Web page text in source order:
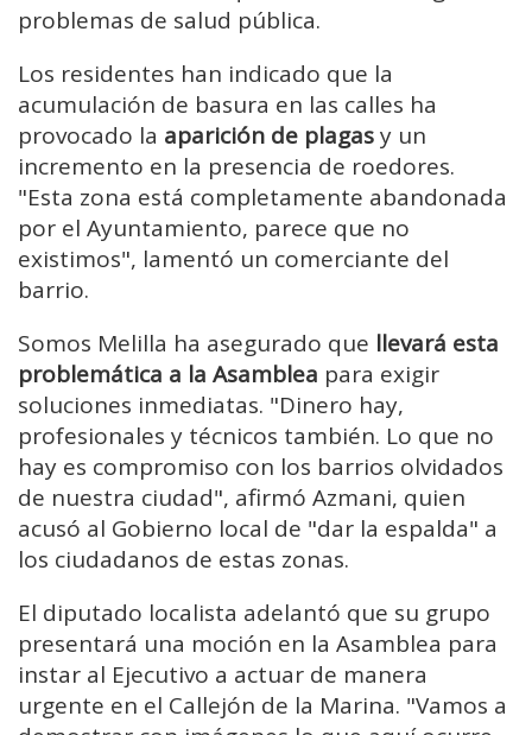
problemas de salud pública.
Los residentes han indicado que la
acumulación de basura en las calles ha
provocado la aparición de plagasy un
incremento en la presencia de roedores.
"Esta zona está completamente abandonada
por el Ayuntamiento, parece que no
existimos", lamentó un comerciante del
barrio.
Somos Melilla ha asegurado que llevará esta
problemática a la Asamblea para exigir
soluciones inmediatas. "Dinero hay,
profesionales y técnicos también. Lo que no
hay es compromiso con los barrios olvidados
de nuestra ciudad", afirmó Azmani, quien
acusó al Gobierno local de "dar la espalda" a
los ciudadanos de estas zonas.
El diputado localista adelantó que su grupo
presentará una moción en la Asamblea para
instar al Ejecutivo a actuar de manera
urgente en el Callejón de la Marina. "Vamos a